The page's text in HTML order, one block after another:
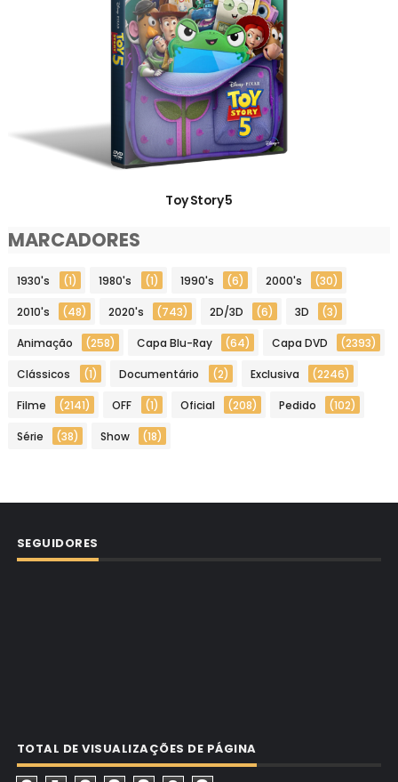
Toy Story 5
MARCADORES
1930's (1) 1980's (1) 1990's (6) 2000's (30)
2010's (48) 2020's (743) 2D/3D (6) 3D (3)
Animação (258) Capa Blu-Ray (64) Capa DVD (2393)
Clássicos (1) Documentário (2) Exclusiva (2246)
Filme (2141) OFF (1) Oficial (208) Pedido (102)
Série (38) Show (18)
SEGUIDORES
TOTAL DE VISUALIZAÇÕES DE PÁGINA